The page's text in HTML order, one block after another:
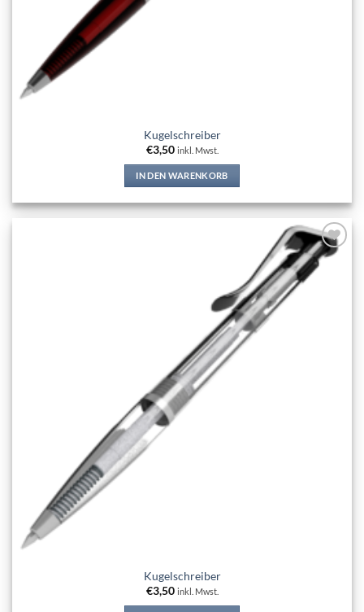
Kugelschreiber
€3,50 inkl. Mwst.
IN DEN WARENKORB
Add to
wishlist
Kugelschreiber
€3,50 inkl. Mwst.